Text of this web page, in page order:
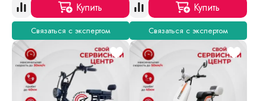
Купить
Связаться с экспертом
Купить
Связаться с экспертом